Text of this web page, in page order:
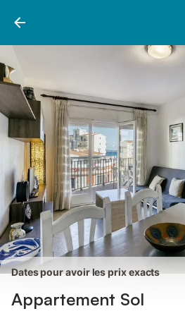
Photos
Dates pour avoir les prix exacts
Appartement Sol